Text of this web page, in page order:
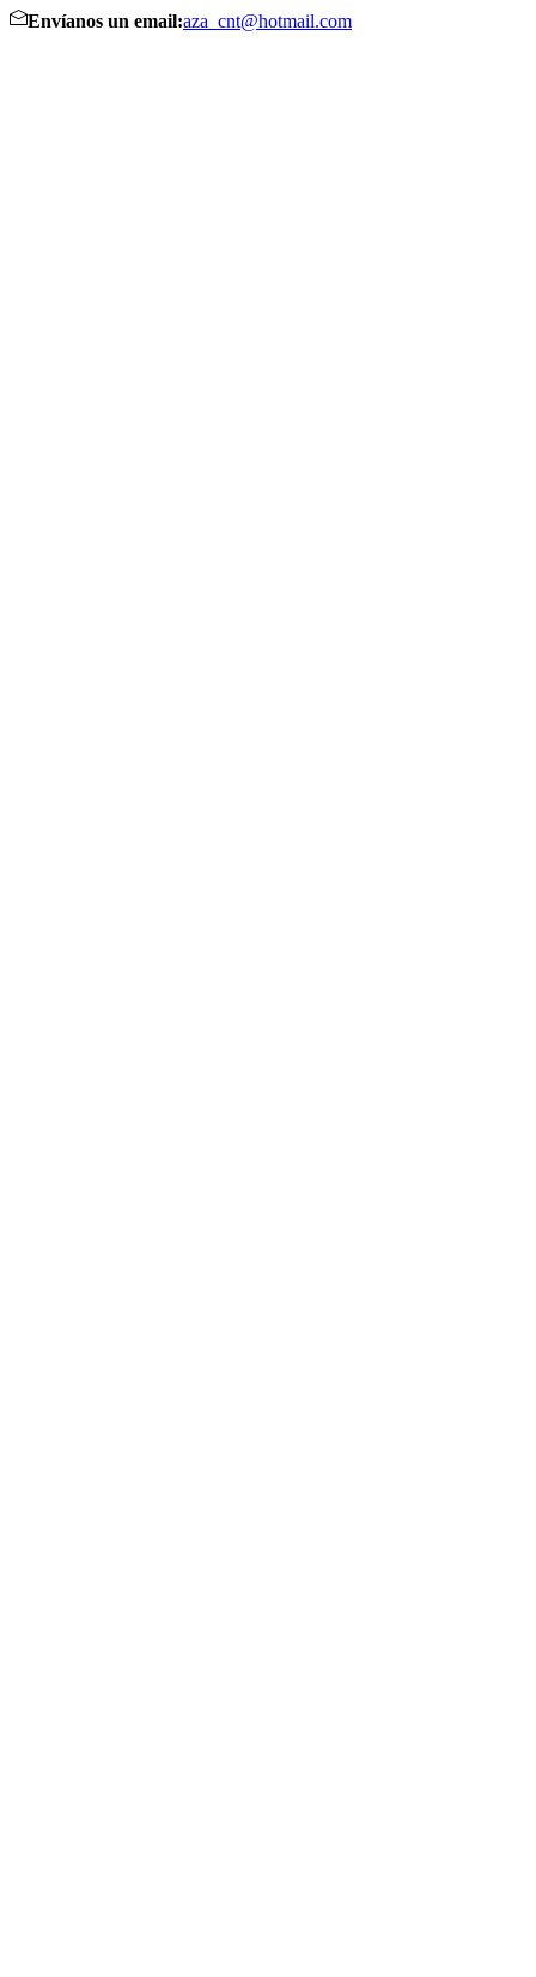
Envíanos un email:aza_cnt@hotmail.com